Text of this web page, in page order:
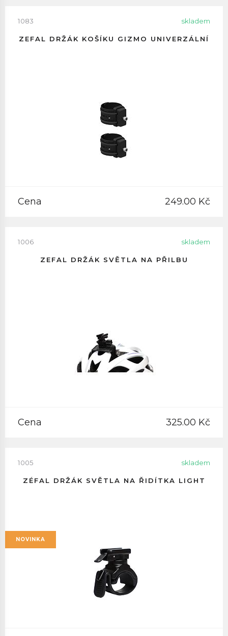
1083 skladem
ZEFAL DRŽÁK KOŠÍKU GIZMO UNIVERZÁLNÍ
Cena 249.00 Kč
1006 skladem
ZEFAL DRŽÁK SVĚTLA NA PŘILBU
Cena 325.00 Kč
1005 skladem
ZÉFAL DRŽÁK SVĚTLA NA ŘIDÍTKA LIGHT
NOVINKA